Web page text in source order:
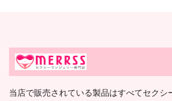
当店で販売されている製品はすべてセクシ